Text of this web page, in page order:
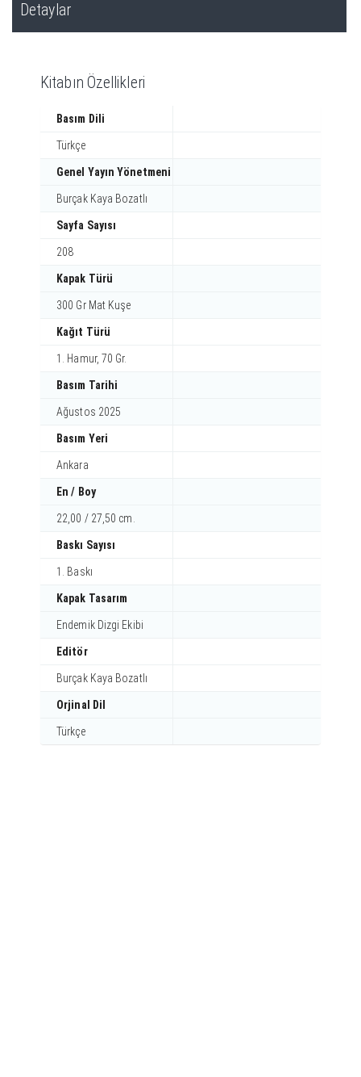
Detaylar
Kitabın Özellikleri
Basım Dili
Türkçe
Genel Yayın Yönetmeni
Burçak Kaya Bozatlı
Sayfa Sayısı
208
Kapak Türü
300 Gr Mat Kuşe
Kağıt Türü
1. Hamur, 70 Gr.
Basım Tarihi
Ağustos 2025
Basım Yeri
Ankara
En / Boy
22,00 / 27,50 cm.
Baskı Sayısı
1. Baskı
Kapak Tasarım
Endemik Dizgi Ekibi
Editör
Burçak Kaya Bozatlı
Orjinal Dil
Türkçe